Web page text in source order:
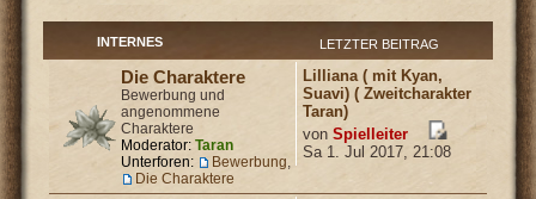
INTERNES LETZTER BEITRAG
Die Charaktere
Bewerbung und
angenommene
Charaktere
Moderator: Taran
Unterforen:
Bewerbung,
Die Charaktere
Lilliana ( mit Kyan,
Suavi) ( Zweitcharakter
Taran)
vonSpielleiter
Sa 1. Jul 2017, 21:08